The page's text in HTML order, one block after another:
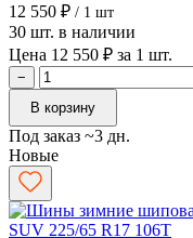
12 550 ₽ / 1 шт
30 шт. в наличии
Цена 12 550 ₽ за 1 шт.
−
В корзину
Под заказ ~3 дн.
Новые